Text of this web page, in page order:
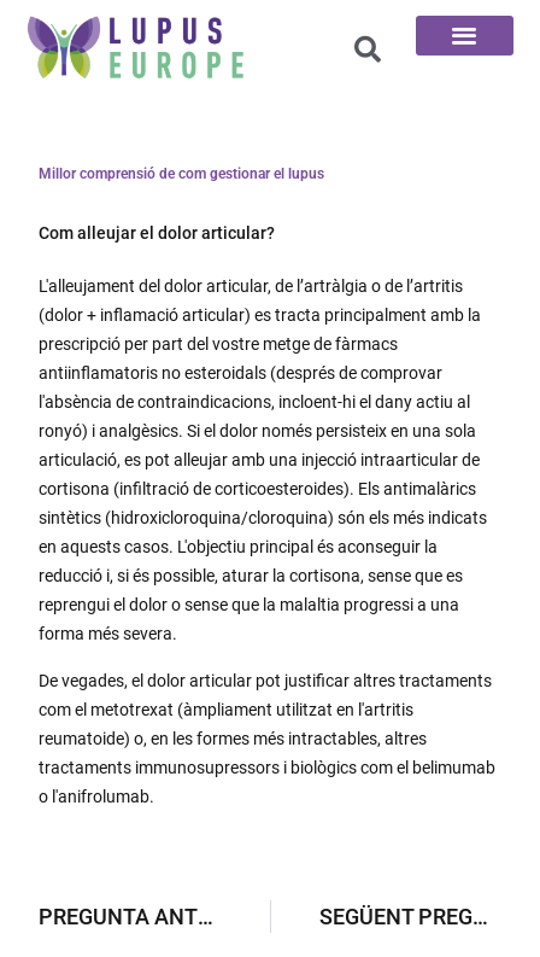
Millor comprensió de com gestionar el lupus
Com alleujar el dolor articular?
L'alleujament del dolor articular, de l’artràlgia o de l’artritis
(dolor + inflamació articular) es tracta principalment amb la
prescripció per part del vostre metge de fàrmacs
antiinflamatoris no esteroidals (després de comprovar
l'absència de contraindicacions, incloent-hi el dany actiu al
ronyó) i analgèsics. Si el dolor només persisteix en una sola
articulació, es pot alleujar amb una injecció intraarticular de
cortisona (infiltració de corticoesteroides). Els antimalàrics
sintètics (hidroxicloroquina/cloroquina) són els més indicats
en aquests casos. L'objectiu principal és aconseguir la
reducció i, si és possible, aturar la cortisona, sense que es
reprengui el dolor o sense que la malaltia progressi a una
forma més severa.
De vegades, el dolor articular pot justificar altres tractaments
com el metotrexat (àmpliament utilitzat en l'artritis
reumatoide) o, en les formes més intractables, altres
tractaments immunosupressors i biològics com el belimumab
o l'anifrolumab.
PREGUNTA ANTERIOR SEGÜENT PREGUNTA